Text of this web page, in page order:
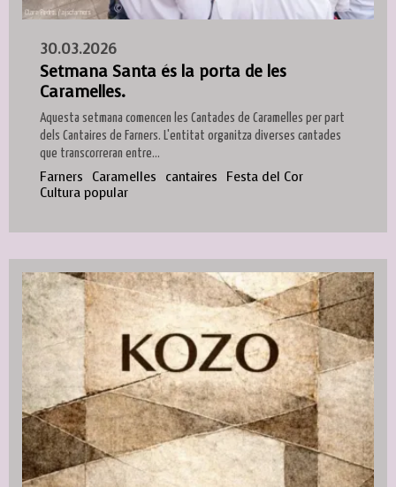
30.03.2026
Setmana Santa és la porta de les
Caramelles.
Aquesta setmana comencen les Cantades de Caramelles per part
dels Cantaires de Farners. L'entitat organitza diverses cantades
que transcorreran entre...
Farners Caramelles cantaires
Festa del Cor
Cultura popular